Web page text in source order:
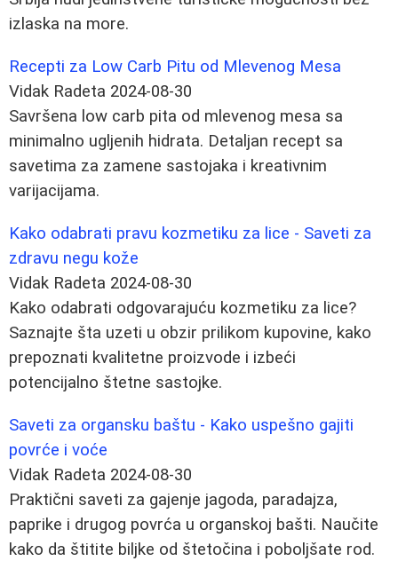
izlaska na more.
Recepti za Low Carb Pitu od Mlevenog Mesa
Vidak Radeta 2024-08-30
Savršena low carb pita od mlevenog mesa sa
minimalno ugljenih hidrata. Detaljan recept sa
savetima za zamene sastojaka i kreativnim
varijacijama.
Kako odabrati pravu kozmetiku za lice - Saveti za
zdravu negu kože
Vidak Radeta 2024-08-30
Kako odabrati odgovarajuću kozmetiku za lice?
Saznajte šta uzeti u obzir prilikom kupovine, kako
prepoznati kvalitetne proizvode i izbeći
potencijalno štetne sastojke.
Saveti za organsku baštu - Kako uspešno gajiti
povrće i voće
Vidak Radeta 2024-08-30
Praktični saveti za gajenje jagoda, paradajza,
paprike i drugog povrća u organskoj bašti. Naučite
kako da štitite biljke od štetočina i poboljšate rod.